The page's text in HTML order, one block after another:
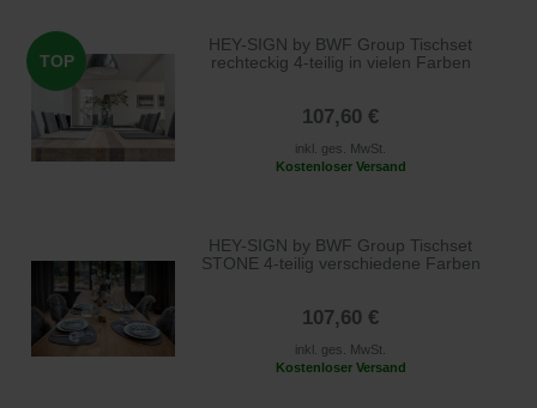
TOP
HEY-SIGN by BWF Group Tischset
rechteckig 4-teilig in vielen Farben
107,60 €
inkl. ges. MwSt.
Kostenloser Versand
HEY-SIGN by BWF Group Tischset
STONE 4-teilig verschiedene Farben
107,60 €
inkl. ges. MwSt.
Kostenloser Versand